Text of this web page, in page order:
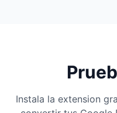
Instala la extension